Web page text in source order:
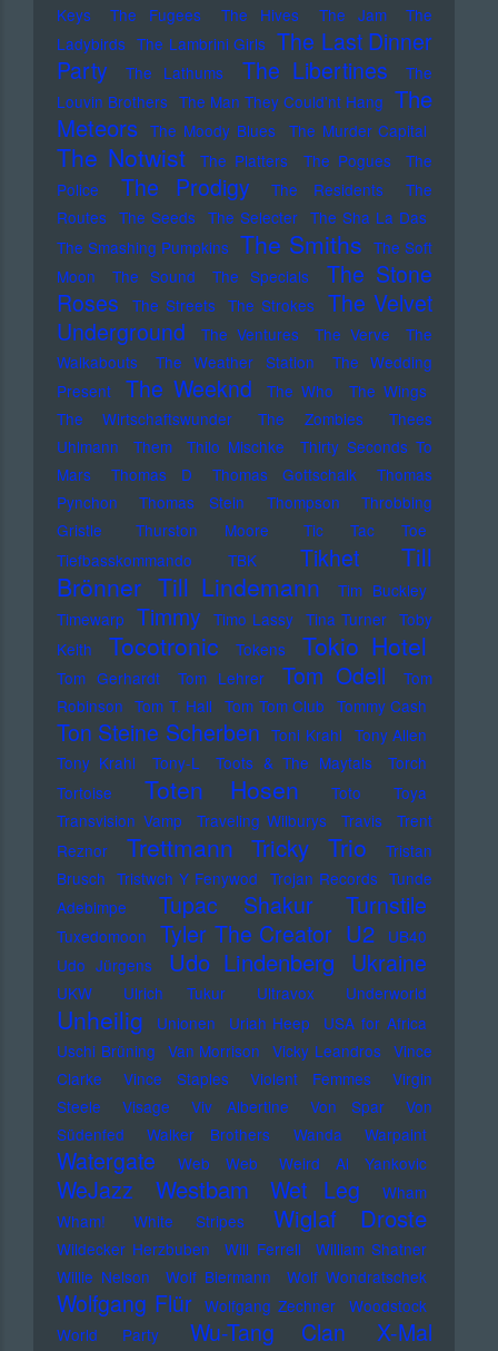
Keys
The Fugees The Hives The Jam
The
Ladybirds The Lambrini Girls The Last Dinner
Party
The Lathums The Libertines
The
Louvin Brothers The Man They Could'nt Hang The
Meteors The Moody Blues The Murder Capital
The Notwist The Platters The Pogues
The
Police
The Prodigy The Residents
The
Routes The Seeds The Selecter The Sha La Das
The Smashing Pumpkins The Smiths The Soft
Moon
The Sound The Specials
The Stone
Roses
The Streets The Strokes
The Velvet
Underground
The Ventures The Verve
The
Walkabouts
The Weather Station
The Wedding
Present
The Weeknd The Who
The Wings
The Wirtschaftswunder
The Zombies
Thees
Uhlmann
Them Thilo Mischke
Thirty Seconds To
Mars
Thomas D Thomas Gottschalk
Thomas
Pynchon
Thomas Stein Thompson
Throbbing
Gristle
Thurston Moore
Tic Tac Toe
Tiefbasskommando TBK
Tikhet
Till
Brönner Till Lindemann
Tim Buckley
Timewarp Timmy Timo Lassy Tina Turner Toby
Keith
Tocotronic Tokens Tokio Hotel
Tom Gerhardt Tom Lehrer Tom Odell
Tom
Robinson Tom T. Hall Tom Tom Club Tommy Cash
Ton Steine Scherben Toni Krahl Tony Allen
Tony Krahl
Tony-L Toots & The Maytals
Torch
Tortoise
Toten Hosen Toto
Toya
Transvision Vamp
Traveling Wilburys Travis
Trent
Reznor
Trettmann Tricky Trio
Tristan
Brusch Tristwch Y Fenywod Trojan Records Tunde
Adebimpe
Tupac Shakur Turnstile
Tuxedomoon Tyler The Creator U2
UB40
Udo Jürgens
Udo Lindenberg Ukraine
UKW Ulrich Tukur Ultravox Underworld
Unheilig Unionen Uriah Heep
USA for Africa
Uschi Brüning Van Morrison Vicky Leandros Vince
Clarke
Vince Staples Violent Femmes
Virgin
Steele
Visage Viv Albertine Von Spar
Von
Südenfed
Walker Brothers Wanda Warpaint
Watergate Web Web Weird Al Yankovic
WeJazz Westbam Wet Leg
Wham
Wham!
White Stripes Wiglaf Droste
Wildecker Herzbuben Will Ferrell
William Shatner
Willie Nelson
Wolf Biermann Wolf Wondratschek
Wolfgang Flür Wolfgang Zechner
Woodstock
World Party
Wu-Tang Clan
X-Mal